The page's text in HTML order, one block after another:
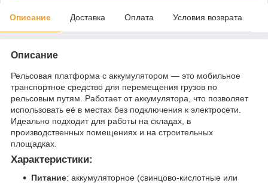
Описание Доставка Оплата Условия возврата
Описание
Рельсовая платформа с аккумулятором — это мобильное
транспортное средство для перемещения грузов по
рельсовым путям. Работает от аккумулятора, что позволяет
использовать её в местах без подключения к электросети.
Идеально подходит для работы на складах, в
производственных помещениях и на строительных
площадках.
Характеристики:
Питание: аккумуляторное (свинцово-кислотные или